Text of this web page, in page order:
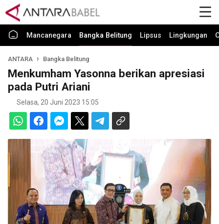
Mancanegara Bangka Belitung Lipsus Lingkungan
ANTARA Bangka Belitung
Menkumham Yasonna berikan apresiasi
pada Putri Ariani
Selasa, 20 Juni 2023 15:05